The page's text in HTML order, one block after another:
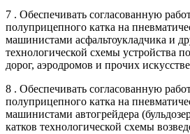
7 . Обеспечивать согласованную
полуприцепного катка на
машинистами асфальтоукладчика и
технологической схемы устройства
дорог, аэродромов и прочих
8 . Обеспечивать согласованную
полуприцепного катка на
машинистами автогрейдера
катков технологической схемы